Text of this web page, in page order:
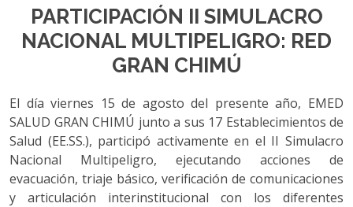
PARTICIPACIÓN II SIMULACRO
NACIONAL MULTIPELIGRO: RED
GRAN CHIMÚ
El día viernes 15 de agosto del presente año, EMED
SALUD GRAN CHIMÚ junto a sus 17 Establecimientos de
Salud (EE.SS.), participó activamente en el II Simulacro
Nacional Multipeligro, ejecutando acciones de
evacuación, triaje básico, verificación de comunicaciones
y articulación interinstitucional con los diferentes